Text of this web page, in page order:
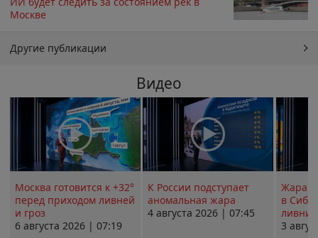
Москве
Другие публикации
Видео
Москва готовится к +32°
перед приходом ливней
и гроз
6 августа 2026 | 07:19
К России подступает
аномальная жара
4 августа 2026 | 07:45
Жара в
в
ливни
3